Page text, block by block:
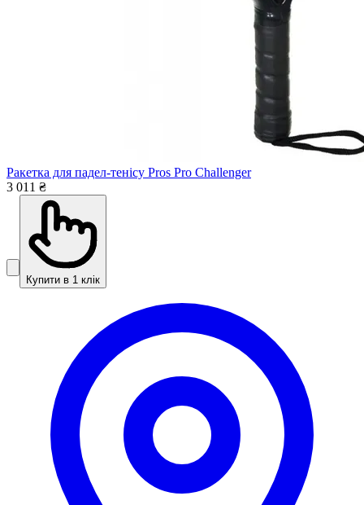
Ракетка для падел-тенісу Pros Pro Challenger
3 011 ₴
Купити в 1 клік